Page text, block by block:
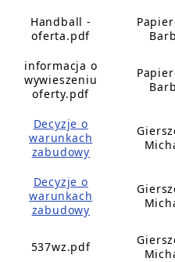
Handball -
oferta.pdf
informacja o
wywieszeniu
oferty.pdf
Decyzje o
warunkach
zabudowy
Decyzje o
warunkach
zabudowy
537wz.pdf